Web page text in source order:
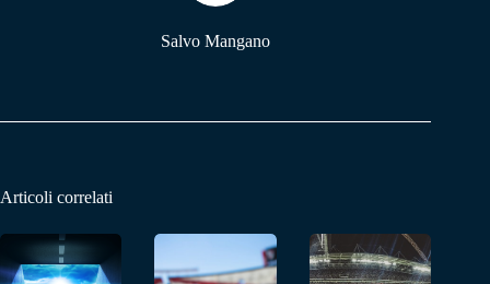
Salvo Mangano
Articoli correlati